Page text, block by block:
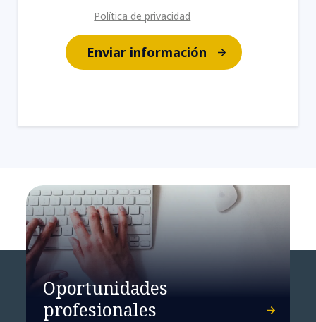
Política de privacidad
Enviar información
Oportunidades
profesionales